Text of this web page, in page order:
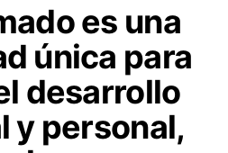
es una
única para
desarrollo
y personal,